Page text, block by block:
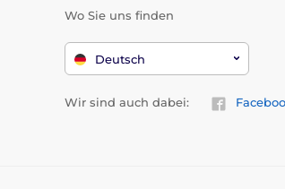
Wo Sie uns finden
Deutsch
Wir sind auch dabei: